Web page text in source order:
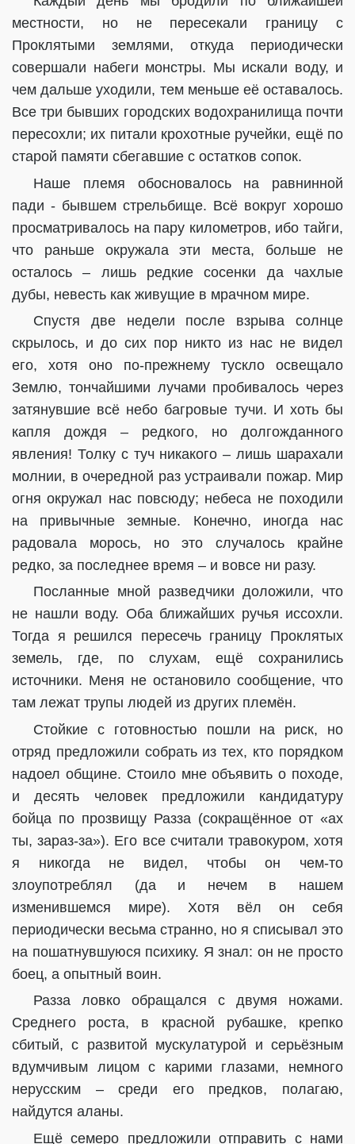
местности, но не пересекали границу с
Проклятыми землями, откуда периодически
совершали набеги монстры. Мы искали воду, и
чем дальше уходили, тем меньше её оставалось.
Все три бывших городских водохранилища почти
пересохли; их питали крохотные ручейки, ещё по
старой памяти сбегавшие с остатков сопок.
Наше племя обосновалось на равнинной
пади - бывшем стрельбище. Всё вокруг хорошо
просматривалось на пару километров, ибо тайги,
что раньше окружала эти места, больше не
осталось – лишь редкие сосенки да чахлые
дубы, невесть как живущие в мрачном мире.
Спустя две недели после взрыва солнце
скрылось, и до сих пор никто из нас не видел
его, хотя оно по-прежнему тускло освещало
Землю, тончайшими лучами пробивалось через
затянувшие всё небо багровые тучи. И хоть бы
капля дождя – редкого, но долгожданного
явления! Толку с туч никакого – лишь шарахали
молнии, в очередной раз устраивали пожар. Мир
огня окружал нас повсюду; небеса не походили
на привычные земные. Конечно, иногда нас
радовала морось, но это случалось крайне
редко, за последнее время – и вовсе ни разу.
Посланные мной разведчики доложили, что
не нашли воду. Оба ближайших ручья иссохли.
Тогда я решился пересечь границу Проклятых
земель, где, по слухам, ещё сохранились
источники. Меня не остановило сообщение, что
там лежат трупы людей из других племён.
Стойкие с готовностью пошли на риск, но
отряд предложили собрать из тех, кто порядком
надоел общине. Стоило мне объявить о походе,
и десять человек предложили кандидатуру
бойца по прозвищу Разза (сокращённое от «ах
ты, зараз-за»). Его все считали травокуром, хотя
я никогда не видел, чтобы он чем-то
злоупотреблял (да и нечем в нашем
изменившемся мире). Хотя вёл он себя
периодически весьма странно, но я списывал это
на пошатнувшуюся психику. Я знал: он не просто
боец, а опытный воин.
Разза ловко обращался с двумя ножами.
Среднего роста, в красной рубашке, крепко
сбитый, с развитой мускулатурой и серьёзным
вдумчивым лицом с карими глазами, немного
нерусским – среди его предков, полагаю,
найдутся аланы.
Ещё семеро предложили отправить с нами